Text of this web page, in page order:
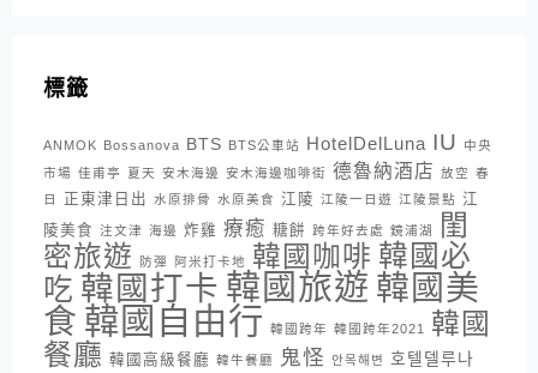
標籤
ANMOK Bossanova BTS BTS公車站 HotelDelLuna IU
中央
市場 佳甫亭 夏天 安木海邊 安木海邊咖啡街 德魯納酒店 放空 春
日
正東津日出 水原排骨 水原美食 江陵 江陵一日遊 江陵景點 江
陵美食 注文津 海邊 炸雞 療癒 糖餅 跨年好去處 鏡浦湖
閨
密旅遊
防彈 阿米打卡地 韓國咖啡 韓國必
吃 韓國打卡 韓國旅遊 韓國美
食 韓國自由行 韓國跨年 韓國跨年2021
韓國
餐廳 韓國高級餐廳 韓牛餐廳 鬼怪 안목해변 호텔델루나